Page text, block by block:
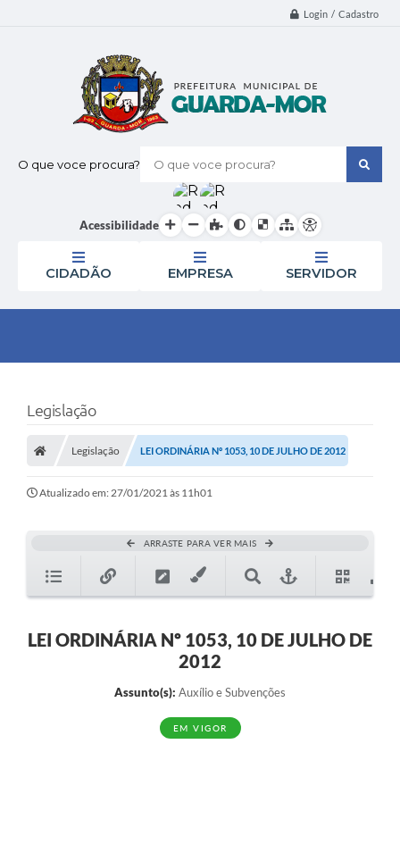
Login / Cadastro
O que voce procura?
Acessibilidade
CIDADÃO EMPRESA SERVIDOR
Legislação
Legislação LEI ORDINÁRIA Nº 1053, 10 DE JULHO DE 2012
Atualizado em: 27/01/2021 às 11h01
ARRASTE PARA VER MAIS
LEI ORDINÁRIA Nº 1053, 10 DE JULHO DE
2012
Assunto(s): Auxílio e Subvenções
EM VIGOR